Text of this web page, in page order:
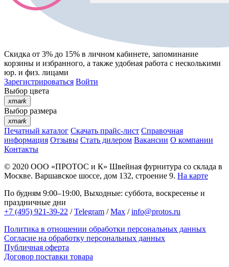
Скидка от 3% до 15% в личном кабинете, запоминание
корзины и избранного, а также удобная работа с несколькими
юр. и физ. лицами
Зарегистрироваться Войти
Выбор цвета
xmark
Выбор размера
xmark
Печатный каталог Скачать прайс-лист Справочная
информация Отзывы Стать дилером Вакансии О компании
Контакты
© 2020 ООО «ПРОТОС и К» Швейная фурнитура со склада в
Москве. Варшавское шоссе, дом 132, строение 9. На карте
По будням 9:00–19:00, Выходные: суббота, воскресенье и
праздничные дни
+7 (495) 921-39-22 /Telegram /Max /info@protos.ru
Политика в отношении обработки персональных данных
Согласие на обработку персональных данных
Публичная оферта
Договор поставки товара